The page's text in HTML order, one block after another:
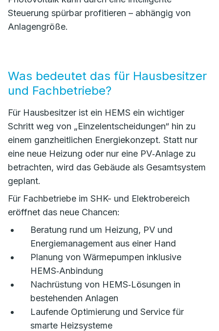
Steuerung spürbar profitieren – abhängig von
Anlagengröße.
Was bedeutet das für Hausbesitzer
und Fachbetriebe?
Für Hausbesitzer ist ein HEMS ein wichtiger
Schritt weg von „Einzelentscheidungen“ hin zu
einem ganzheitlichen Energiekonzept. Statt nur
eine neue Heizung oder nur eine PV‑Anlage zu
betrachten, wird das Gebäude als Gesamtsystem
geplant.
Für Fachbetriebe im SHK- und Elektrobereich
eröffnet das neue Chancen:
Beratung rund um Heizung, PV und
Energiemanagement aus einer Hand
Planung von Wärmepumpen inklusive
HEMS‑Anbindung
Nachrüstung von HEMS‑Lösungen in
bestehenden Anlagen
Laufende Optimierung und Service für
smarte Heizsysteme